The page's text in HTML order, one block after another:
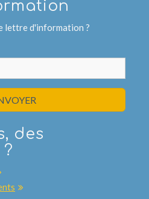
lettre d'information ?
des